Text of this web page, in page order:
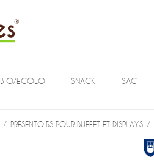
BIO/ECOLO SNACK SAC
/ PRÉSENTOIRS POUR BUFFET ET DISPLAYS /